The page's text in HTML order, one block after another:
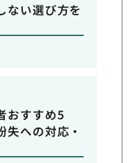
ない選び方を
おすすめ5
失への対応・